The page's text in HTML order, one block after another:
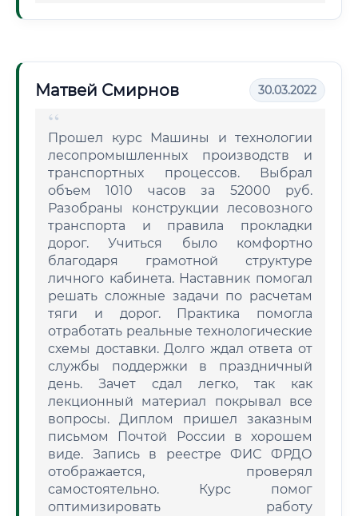
Матвей Смирнов 30.03.2022
Прошел курс Машины и технологии
лесопромышленных производств и
транспортных процессов. Выбрал
объем 1010 часов за 52000 руб.
Разобраны конструкции лесовозного
транспорта и правила прокладки
дорог. Учиться было комфортно
благодаря грамотной структуре
личного кабинета. Наставник помогал
решать сложные задачи по расчетам
тяги и дорог. Практика помогла
отработать реальные технологические
схемы доставки. Долго ждал ответа от
службы поддержки в праздничный
день. Зачет сдал легко, так как
лекционный материал покрывал все
вопросы. Диплом пришел заказным
письмом Почтой России в хорошем
виде. Запись в реестре ФИС ФРДО
отображается, проверял
самостоятельно. Курс помог
оптимизировать работу